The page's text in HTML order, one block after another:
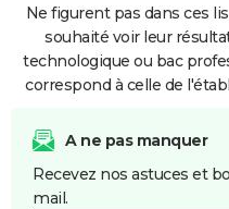
Ne figurent pas dans ces
souhaité voir leur
technologique ou bac
correspond à celle de
A ne pas manquer
Recevez nos astuces et
mail.